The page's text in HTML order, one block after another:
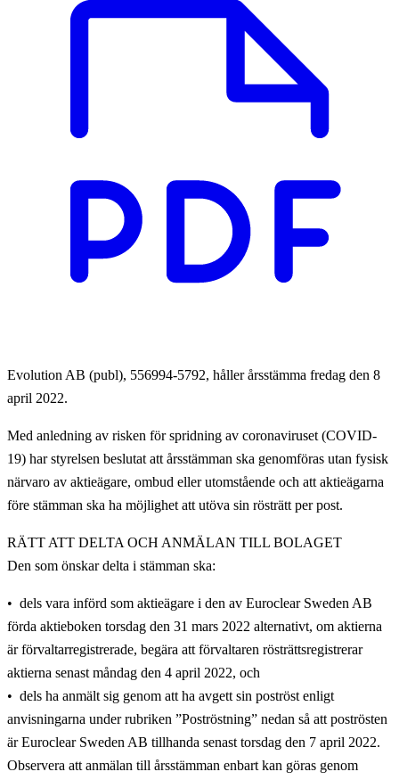
Evolution AB (publ), 556994-5792, håller årsstämma fredag den 8
april 2022.
Med anledning av risken för spridning av coronaviruset (COVID-
19) har styrelsen beslutat att årsstämman ska genomföras utan fysisk
närvaro av aktieägare, ombud eller utomstående och att aktieägarna
före stämman ska ha möjlighet att utöva sin rösträtt per post.
RÄTT ATT DELTA OCH ANMÄLAN TILL BOLAGET
Den som önskar delta i stämman ska:
dels vara införd som aktieägare i den av Euroclear Sweden AB
förda aktieboken torsdag den 31 mars 2022 alternativt, om aktierna
är förvaltarregistrerade, begära att förvaltaren rösträttsregistrerar
aktierna senast måndag den 4 april 2022, och
dels ha anmält sig genom att ha avgett sin poströst enligt
anvisningarna under rubriken ”Poströstning” nedan så att poströsten
är Euroclear Sweden AB tillhanda senast torsdag den 7 april 2022.
Observera att anmälan till årsstämman enbart kan göras genom